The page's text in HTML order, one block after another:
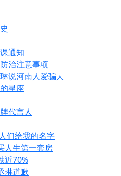
通知
治注意事项
说河南人爱骗人
星座
代言人
们给我的名字
人生第一套房
近70%
琳道歉